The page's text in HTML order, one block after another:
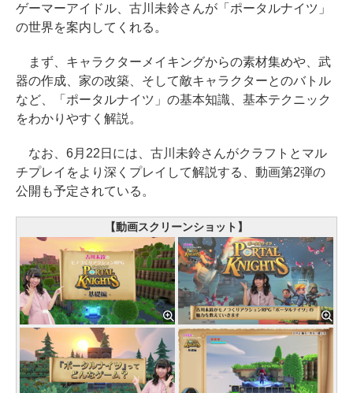
ゲーマーアイドル、古川未鈴さんが「ポータルナイツ」
の世界を案内してくれる。
まず、キャラクターメイキングからの素材集めや、武
器の作成、家の改築、そして敵キャラクターとのバトル
など、「ポータルナイツ」の基本知識、基本テクニック
をわかりやすく解説。
なお、6月22日には、古川未鈴さんがクラフトとマル
チプレイをより深くプレイして解説する、動画第2弾の
公開も予定されている。
【動画スクリーンショット】